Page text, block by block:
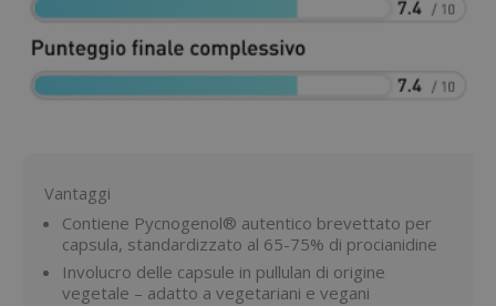
Vantaggi
Contiene Pycnogenol® autentico brevettato per
capsula, standardizzato al 65-75% di procianidine
Involucro delle capsule in pullulan di origine
vegetale – adatto a vegetariani e vegani